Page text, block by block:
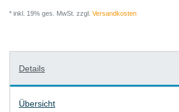
* inkl. 19% ges. MwSt. zzgl. Versandkosten
Details
Übersicht